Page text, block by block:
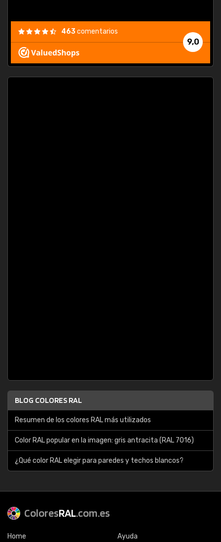
9,0
463comentarios
BLOG COLORES RAL
Resumen de los colores RAL más utilizados
Color RAL popular en la imagen: gris antracita (RAL 7016)
¿Qué color RAL elegir para paredes y techos blancos?
ColoresRAL.com.es
Home Ayuda